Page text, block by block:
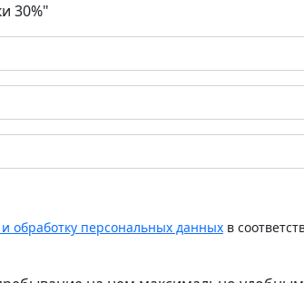
30%"
обработку персональных данных в